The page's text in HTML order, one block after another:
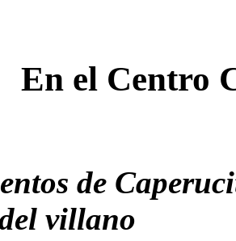
En el Centro
de
villano